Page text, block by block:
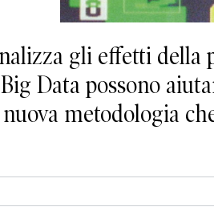
gli effetti della
Data possono
metodologia